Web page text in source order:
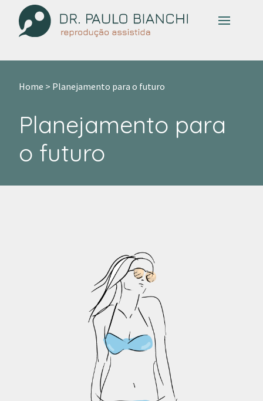
Skip
Home > Planejamento para o futuro
Planejamento para
o futuro